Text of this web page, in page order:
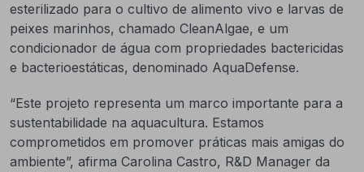
esterilizado para o cultivo de alimento vivo e larvas de
peixes marinhos, chamado CleanAlgae, e um
condicionador de água com propriedades bactericidas
e bacterioestáticas, denominado AquaDefense.
“Este projeto representa um marco importante para a
sustentabilidade na aquacultura. Estamos
comprometidos em promover práticas mais amigas do
ambiente”, afirma Carolina Castro, R&D Manager da